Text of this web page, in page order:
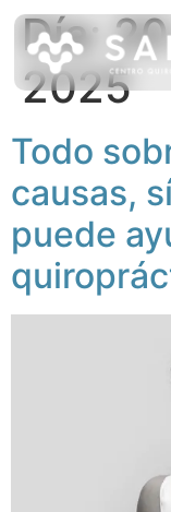
Día:
2025
Todo
causas,
puede